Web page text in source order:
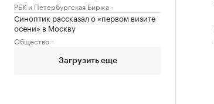
РБК и Петербургская Биржа
Синоптик рассказал о «первом визите
осени» в Москву
Общество
Загрузить еще